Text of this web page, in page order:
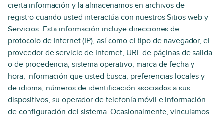
cierta información y la almacenamos en archivos de
registro cuando usted interactúa con nuestros Sitios web y
Servicios. Esta información incluye direcciones de
protocolo de Internet (IP), así como el tipo de navegador, el
proveedor de servicio de Internet, URL de páginas de salida
o de procedencia, sistema operativo, marca de fecha y
hora, información que usted busca, preferencias locales y
de idioma, números de identificación asociados a sus
dispositivos, su operador de telefonía móvil e información
de configuración del sistema. Ocasionalmente, vinculamos